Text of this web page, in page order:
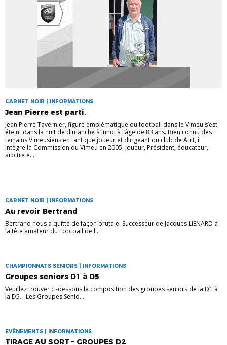
CARNET NOIR | INFORMATIONS
Jean Pierre est parti.
Jean Pierre Tavernier, figure emblématique du football dans le Vimeu s’est
éteint dans la nuit de dimanche à lundi à l’âge de 83 ans. Bien connu des
terrains Vimeusiens en tant que joueur et dirigeant du club de Ault, il
intègre la Commission du Vimeu en 2005. Joueur, Président, éducateur,
arbitre e...
CARNET NOIR | INFORMATIONS
Au revoir Bertrand
Bertrand nous a quitté de façon brutale. Successeur de Jacques LIENARD à
la tête amateur du Football de l...
CHAMPIONNATS SENIORS | INFORMATIONS
Groupes seniors D1 à D5
Veuillez trouver ci-dessous la composition des groupes seniors de la D1 à
la D5. Les Groupes Senio...
EVÉNEMENTS | INFORMATIONS
TIRAGE AU SORT – GROUPES D2